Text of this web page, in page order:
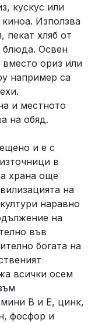
кускус или
киноа. Използва
пекат хляб от
блюда. Освен
ориз или
например са
и местното
на обяд.
и е с
в
храна още
на
наравно
на
във
богата на
всички осем
B и E, цинк,
фосфор и